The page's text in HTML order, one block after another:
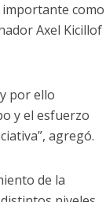
importante como
Axel Kicillof
por ello
y el esfuerzo
agregó.
de la